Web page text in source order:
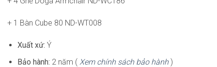
+ 1 Bàn Cube 80 ND-WT008
Xuất xứ: Ý
Bảo hành: 2 năm ( Xem chính sách bảo hành)